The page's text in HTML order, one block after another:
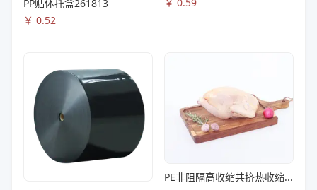
PP贴体托盒261813
￥ 0.52
PE非阻隔高收缩共挤热收缩膜S83